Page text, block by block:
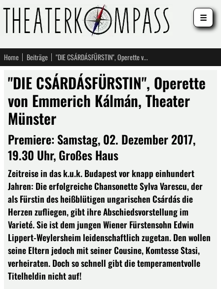
Home Beiträge "DIE CSÁRDÁSFÜRSTIN", Operette von Emmerich Kálmán, Theater Münster
"DIE CSÁRDÁSFÜRSTIN", Operette
von Emmerich Kálmán, Theater
Münster
Premiere: Samstag, 02. Dezember 2017,
19.30 Uhr, Großes Haus
Zeitreise in das k.u.k. Budapest vor knapp einhundert
Jahren: Die erfolgreiche Chansonette Sylva Varescu, der
als Fürstin des heißblütigen ungarischen Csárdás die
Herzen zufliegen, gibt ihre Abschiedsvorstellung im
Varieté. Sie ist dem jungen Wiener Fürstensohn Edwin
Lippert-Weylersheim leidenschaftlich zugetan. Den wollen
seine Eltern jedoch mit seiner Cousine, Komtesse Stasi,
verheiraten. Doch so schnell gibt die temperamentvolle
Titelheldin nicht auf!
☰